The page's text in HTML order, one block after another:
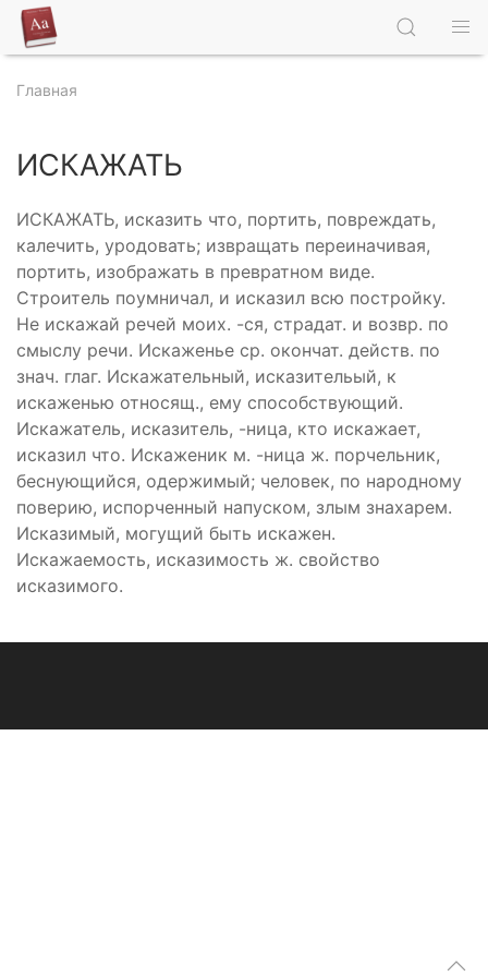
Главная
ИСКАЖАТЬ
ИСКАЖАТЬ, исказить что, портить, повреждать,
калечить, уродовать; извращать переиначивая,
портить, изображать в превратном виде.
Строитель поумничал, и исказил всю постройку.
Не искажай речей моих. -ся, страдат. и возвр. по
смыслу речи. Искаженье ср. окончат. действ. по
знач. глаг. Искажательный, исказительый, к
искаженью относящ., ему способствующий.
Искажатель, исказитель, -ница, кто искажает,
исказил что. Искаженик м. -ница ж. порчельник,
беснующийся, одержимый; человек, по народному
поверию, испорченный напуском, злым знахарем.
Исказимый, могущий быть искажен.
Искажаемость, исказимость ж. свойство
исказимого.